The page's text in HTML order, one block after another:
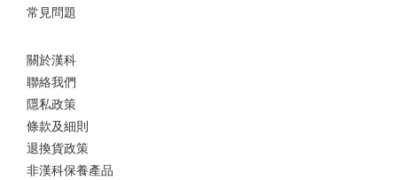
常見問題
關於漢科
聯絡我們
隱私政策
條款及細則
退換貨政策
非漢科保養產品